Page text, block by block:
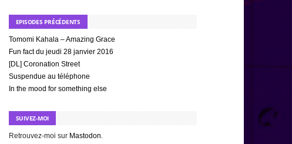
EPISODES PRÉCÉDENTS
Tomomi Kahala – Amazing Grace
Fun fact du jeudi 28 janvier 2016
[DL] Coronation Street
Suspendue au téléphone
In the mood for something else
SUIVEZ-MOI
Retrouvez-moi sur Mastodon